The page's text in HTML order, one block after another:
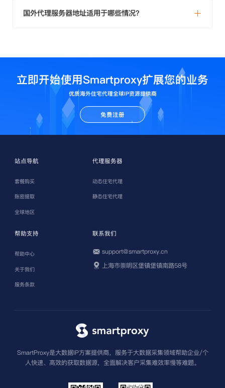
国外代理服务器地址适用于哪些情况？
立即开始使用Smartproxy扩展您的业务
优质海外住宅代理全球IP资源提供商
免费注册
站点导航
套餐购买
账密提取
全球地区
代理服务器
动态住宅代理
静态住宅代理
帮助支持
帮助中心
关于我们
服务条款
联系我们
support@smartproxy.cn
上海市崇明区堡镇堡镇南路58号
SmartProxy是大数据IP方案提供商，服务于大数据采集领域帮助企业/个
人快速、高效的获取数据源，全面解决客户采集难效率慢等难题。